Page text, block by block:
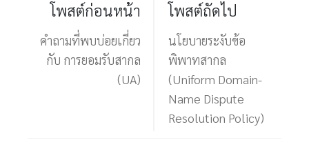
โพสต์ก่อนหน้า
คำถามที่พบบ่อยเกี่ยว
กับ การยอมรับสากล
(UA)
โพสต์ถัดไป
นโยบายระงับข้อ
พิพาทสากล
(Uniform Domain-
Name Dispute
Resolution Policy)